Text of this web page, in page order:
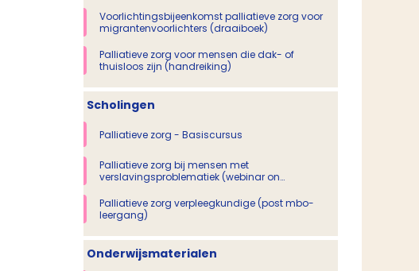
Voorlichtingsbijeenkomst palliatieve zorg voor
migrantenvoorlichters (draaiboek)
Palliatieve zorg voor mensen die dak- of
thuisloos zijn (handreiking)
Scholingen
Palliatieve zorg - Basiscursus
Palliatieve zorg bij mensen met
verslavingsproblematiek (webinar on
Palliatieve zorg verpleegkundige (post mbo-
leergang)
Onderwijsmaterialen